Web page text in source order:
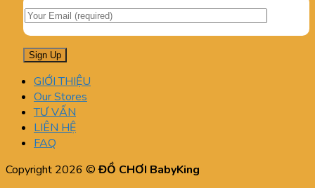
GIỚI THIỆU
Our Stores
TƯ VẤN
LIÊN HỆ
FAQ
Copyright 2026 ©ĐỒ CHƠI BabyKing